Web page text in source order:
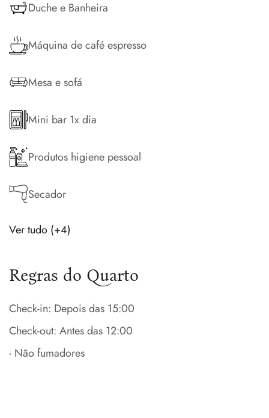
Duche e Banheira
Máquina de café espresso
Mesa e sofá
Mini bar 1x dia
Produtos higiene pessoal
Secador
Ver tudo (+4)
Regras do Quarto
Check-in: Depois das 15:00
Check-out: Antes das 12:00
- Não fumadores